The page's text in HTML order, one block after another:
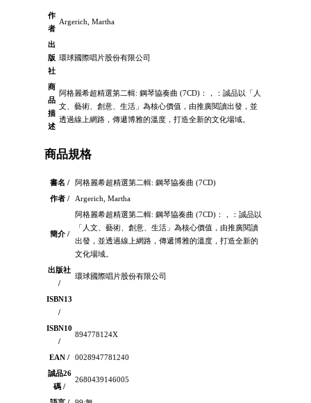
作
者
Argerich, Martha
出
版
社
環球國際唱片股份有限公司
商
品
描
述
阿格麗希超精選第二輯: 鋼琴協奏曲 (7CD)：，：誠品以「人
文、藝術、創意、生活」為核心價值，由推廣閱讀出發，並
透過線上網路，傳遞博雅的溫度，打造全新的文化場域。
商品規格
書名 /
阿格麗希超精選第二輯: 鋼琴協奏曲 (7CD)
作者 /
Argerich, Martha
簡介 /
阿格麗希超精選第二輯: 鋼琴協奏曲 (7CD)：，：誠品以
「人文、藝術、創意、生活」為核心價值，由推廣閱讀
出發，並透過線上網路，傳遞博雅的溫度，打造全新的
文化場域。
出版社
/
環球國際唱片股份有限公司
ISBN13
/
ISBN10
/
894778124X
EAN /
0028947781240
誠品26
碼 /
2680439146005